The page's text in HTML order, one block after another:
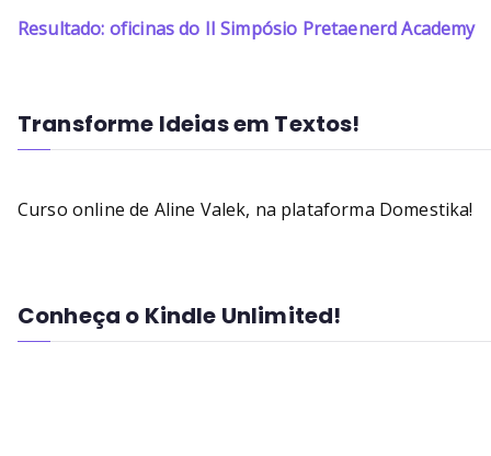
Resultado: oficinas do II Simpósio Pretaenerd Academy
Transforme Ideias em Textos!
Curso online de Aline Valek, na plataforma Domestika!
Conheça o Kindle Unlimited!